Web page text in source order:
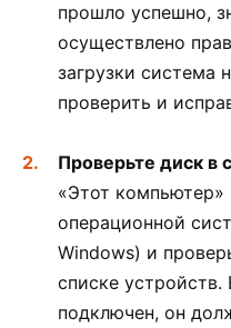
прошло успешно,
осуществлено
загрузки система
проверить и
Проверьте диск в
«Этот
операционной
Windows) и
списке устройств.
подключен, он